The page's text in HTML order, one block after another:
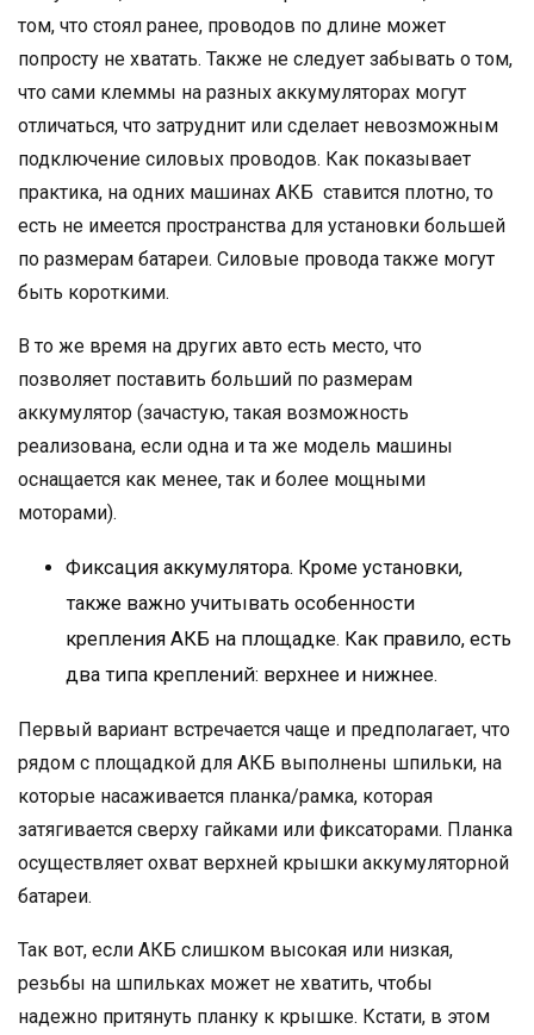
том, что стоял ранее, проводов по длине может
попросту не хватать. Также не следует забывать о том,
что сами клеммы на разных аккумуляторах могут
отличаться, что затруднит или сделает невозможным
подключение силовых проводов. Как показывает
практика, на одних машинах АКБ ставится плотно, то
есть не имеется пространства для установки большей
по размерам батареи. Силовые провода также могут
быть короткими.
В то же время на других авто есть место, что
позволяет поставить больший по размерам
аккумулятор (зачастую, такая возможность
реализована, если одна и та же модель машины
оснащается как менее, так и более мощными
моторами).
Фиксация аккумулятора. Кроме установки,
также важно учитывать особенности
крепления АКБ на площадке. Как правило, есть
два типа креплений: верхнее и нижнее.
Первый вариант встречается чаще и предполагает, что
рядом с площадкой для АКБ выполнены шпильки, на
которые насаживается планка/рамка, которая
затягивается сверху гайками или фиксаторами. Планка
осуществляет охват верхней крышки аккумуляторной
батареи.
Так вот, если АКБ слишком высокая или низкая,
резьбы на шпильках может не хватить, чтобы
надежно притянуть планку к крышке. Кстати, в этом